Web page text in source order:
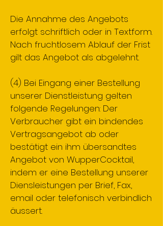
Die Annahme des Angebots
erfolgt schriftlich oder in Textform.
Nach fruchtlosem Ablauf der Frist
gilt das Angebot als abgelehnt.
(4) Bei Eingang einer Bestellung
unserer Dienstleistung gelten
folgende Regelungen: Der
Verbraucher gibt ein bindendes
Vertragsangebot ab oder
bestätigt ein ihm übersandtes
Angebot von WupperCocktail,
indem er eine Bestellung unserer
Diensleistungen per Brief, Fax,
email oder telefonisch verbindlich
äussert.